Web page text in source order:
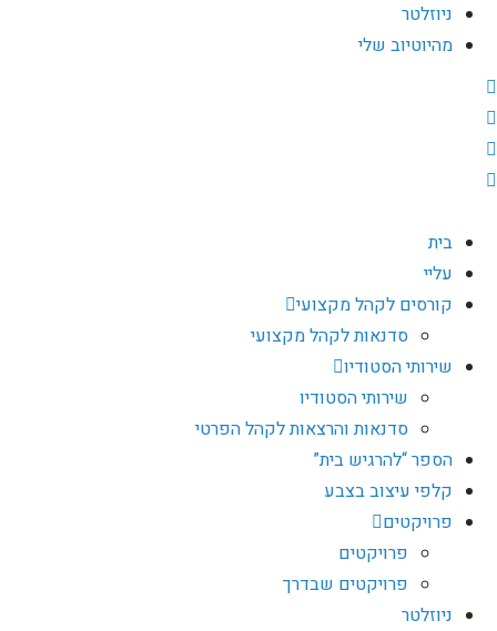
ניוזלטר
מהיוטיוב שלי
בית
עליי
קורסים לקהל מקצועי
סדנאות לקהל מקצועי
שירותי הסטודיו
שירותי הסטודיו
סדנאות והרצאות לקהל הפרטי
הספר “להרגיש בית”
קלפי עיצוב בצבע
פרויקטים
פרויקטים
פרויקטים שבדרך
ניוזלטר